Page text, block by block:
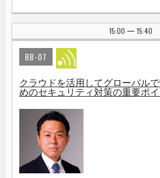
15:00 | 15:40
BB-07
クラウドを活用してグローバル
めのセキュリティ対策の重要ポイ